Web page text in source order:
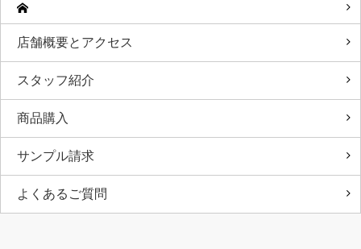
店舗概要とアクセス
スタッフ紹介
商品購入
サンプル請求
よくあるご質問